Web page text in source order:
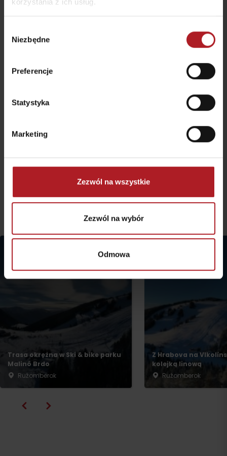
zgody
Niezbędne
Preferencje
Statystyka
Marketing
Zezwól na wszystkie
Zezwól na wybór
Odmowa
The project is implemented with the financial support of the Ministry
of Transport and Construction of the Slovak Republic.
Więcej podobnych tras:
Trasa okrężna w Ski & bike parku
Malinô Brdo
Ružomberok
Z Hrabova na
kolejką linową
Ružomberok
Wyjazd